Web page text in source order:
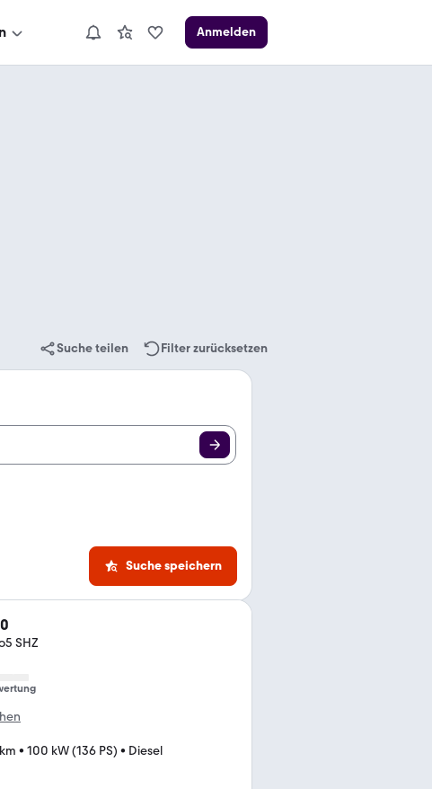
Anmelden
Suche teilen Filter zurücksetzen
Suche speichern
SHZ
• 100 kW (136 PS) • Diesel